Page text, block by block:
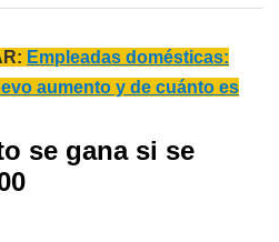
Empleadas domésticas:
aumento y de cuánto es
se gana si se